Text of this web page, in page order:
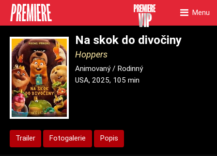
Menu
Na skok do divočiny
Hoppers
Animovaný / Rodinný
USA, 2025, 105 min
Trailer Fotogalerie Popis